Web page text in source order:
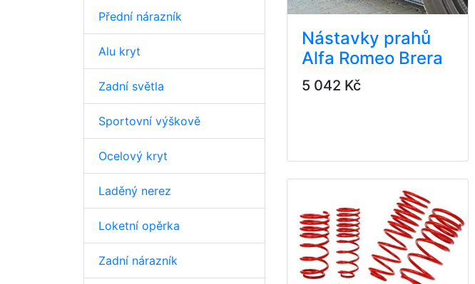
Přední nárazník
Alu kryt
Zadní světla
Sportovní výškově
Ocelový kryt
Laděný nerez
Loketní opěrka
Zadní nárazník
Nástavky prahů
Alfa Romeo Brera
5 042 Kč